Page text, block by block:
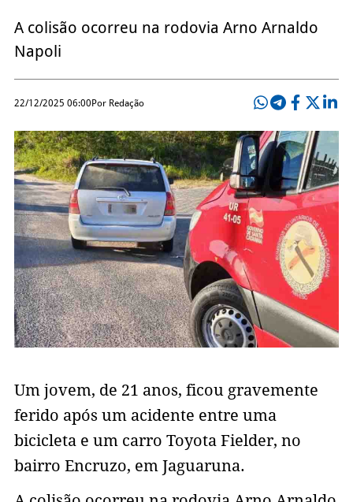
A colisão ocorreu na rodovia Arno Arnaldo
Napoli
22/12/2025 06:00Por Redação
Um jovem, de 21 anos, ficou gravemente
ferido após um acidente entre uma
bicicleta e um carro Toyota Fielder, no
bairro Encruzo, em Jaguaruna.